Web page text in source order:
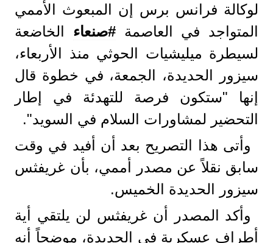
لوكالة فرانس برس إن المبعوث الأممي
المتواجد في العاصمة#صنعاء الخاضعة
لسيطرة ميليشيات الحوثي منذ الأربعاء،
سيزور الحديدة، الجمعة، في خطوة قال
إنها "ستكون فرصة للتهدئة في إطار
التحضير لمشاورات السلام في السويد".
وأتى هذا التصريح بعد أن أفيد في وقت
سابق نقلاً عن مصدر أممي، بأن غريفثس
سيزور الحديدة الخميس.
وأكد المصدر أن غريفثس لن يلتقي أية
أطراف عسكرية في الحديدة، موضحاً أنه